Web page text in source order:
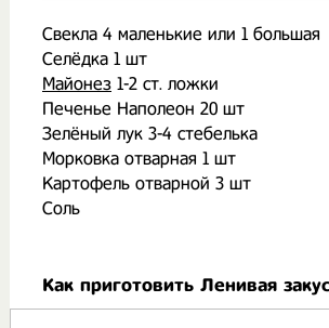
Свекла 4 маленькие или 1 большая
Селёдка 1 шт
Майонез 1-2 ст. ложки
Печенье Наполеон 20 шт
Зелёный лук 3-4 стебелька
Морковка отварная 1 шт
Картофель отварной 3 шт
Соль
Как приготовить Ленивая